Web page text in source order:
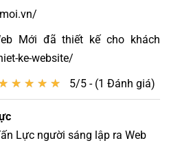
Mới đã thiết kế cho khách
ke-website/
★ ★ ★ ★
★ ★ ★ ★ 5/5 - (1 Đánh giá)
Lực người sáng lập ra Web